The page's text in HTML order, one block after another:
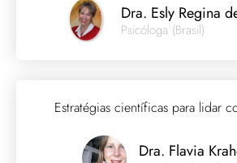
Dra. Esly Regina
Psicóloga (Brasil)
Estratégias científicas para lidar
Dra. Flavia